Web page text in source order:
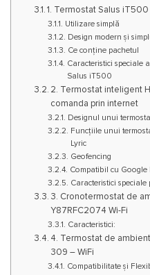
1. Termostat Salus
Utilizare simplă
Design modern și
Ce conține pachetul
Caracteristici speciale
Salus iT500
2. Termostat inteligent
comanda prin internet
Designul unui
Funcțiile unui
Lyric
Geofencing
Compatibil cu Google
Caracteristici
3. Cronotermostat de
Y87RFC2074 Wi-Fi
Caracteristici:
4. Termostat de
309 – WiFi
Compatibilitate și